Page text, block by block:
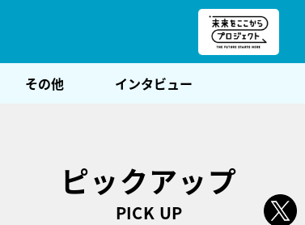
その他 インタビュー
ピックアップ
PICK UP